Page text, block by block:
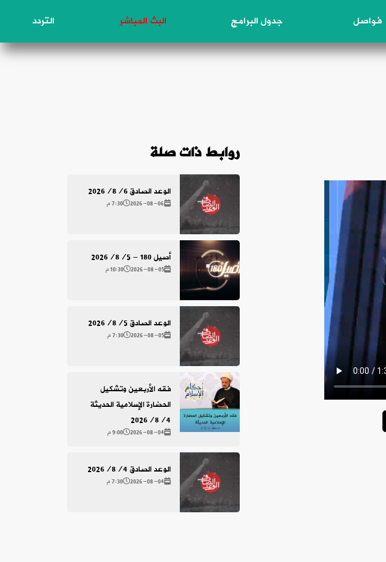
فواصل جدول البرامج البث المباشر التردد
روابط ذات صلة
الوعد الصادق 2026/8/6
2026-08-06 7:30 م
أصيل 180 - 2026/8/5
2026-08-05 10:30 م
الوعد الصادق 2026/8/5
2026-08-05 7:30 م
فقه الأربعين وتشكيل
الحضارة الإسلامية الحديثة
2026/8/4
2026-08-04 9:00 م
الوعد الصادق 2026/8/4
2026-08-04 7:30 م